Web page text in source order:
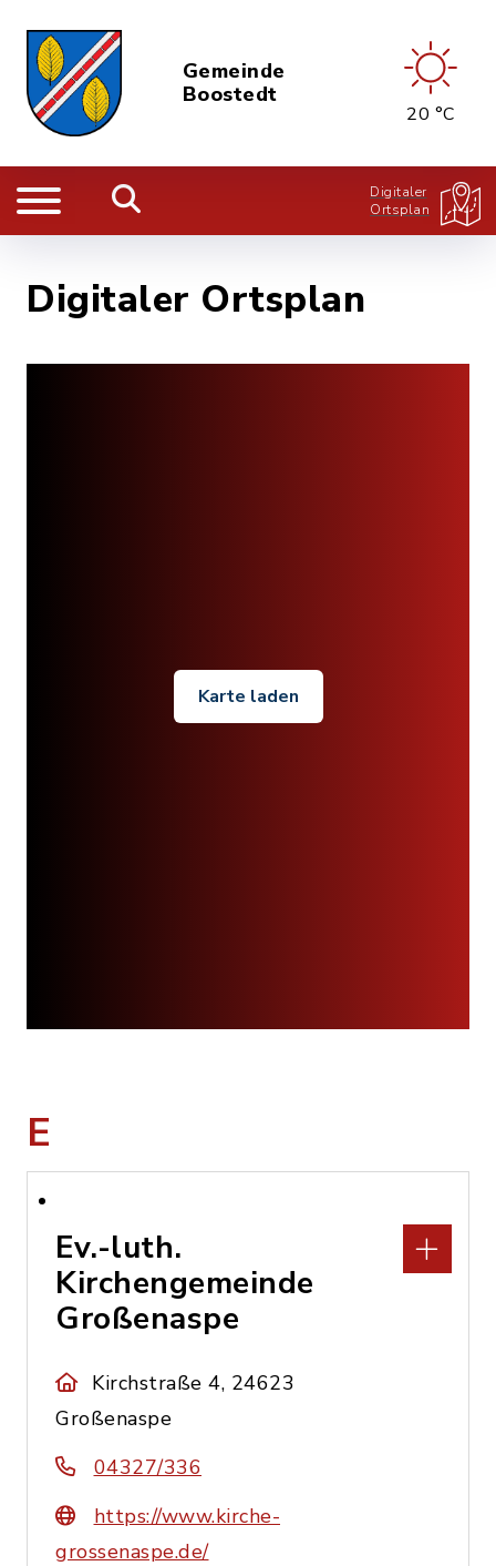
Gemeinde
Boostedt
20 °C
Digitaler
Ortsplan
Digitaler Ortsplan
Karte laden
E
Ev.-luth.
Kirchengemeinde
Großenaspe
Kirchstraße 4, 24623
Großenaspe
04327/336
https://www.kirche-
grossenaspe.de/